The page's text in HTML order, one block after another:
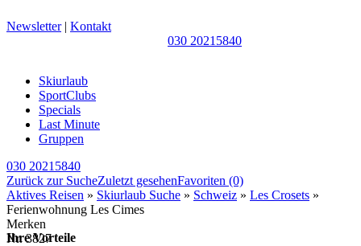
Newsletter| Kontakt
030 20215840
Skiurlaub
SportClubs
Specials
Last Minute
Gruppen
030 20215840
Zurück zur SucheZuletzt gesehenFavoriten (0)
Aktives Reisen » Skiurlaub Suche » Schweiz » Les Crosets »
Ferienwohnung Les Cimes
Merken
Nr.3827
Ihre Vorteile